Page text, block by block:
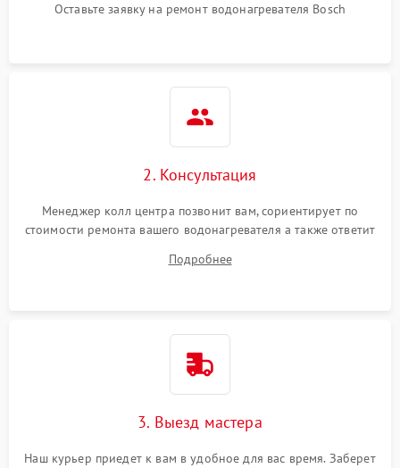
Оставьте заявку на ремонт водонагревателя Bosch
2. Консультация
Менеджер колл центра позвонит вам, сориентирует по
стоимости ремонта вашего водонагревателя а также ответит
Подробнее
3. Выезд мастера
Наш курьер приедет к вам в удобное для вас время. Заберет